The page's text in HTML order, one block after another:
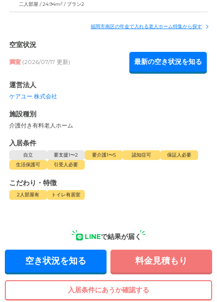
二人部屋 / 24.94m2 / プラン2
福岡市南区の年金で入れる老人ホーム特集から探す
空室状況
満室 (2026/07/17 更新) 最新の空き状況を知る
運営法人
ケアユー 株式会社
施設種別
介護付き有料老人ホーム
入居条件
自立 要支援1〜2 要介護1〜5 認知症可
保証人必要
生活保護可
引受人必要
こだわり・特徴
2人部屋有 トイレ有居室
LINEで結果が届く
空き状況を知る 料金見積もり
入居条件にあうか確認する